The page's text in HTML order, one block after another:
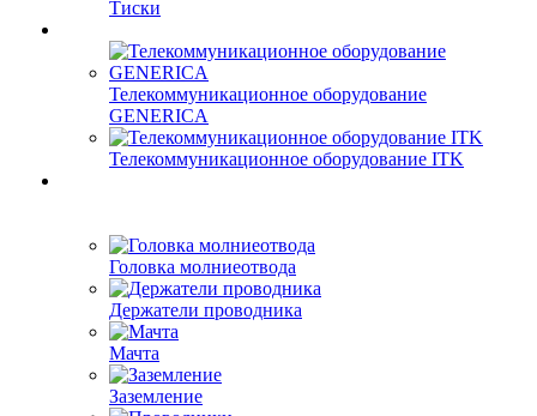
Тиски
Телекоммуникационное оборудование
GENERICA
Телекоммуникационное оборудование ITK
Головка молниеотвода
Держатели проводника
Мачта
Заземление